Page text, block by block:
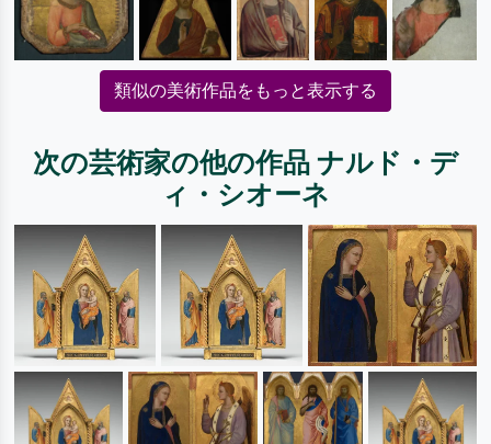
類似の美術作品をもっと表示する
次の芸術家の他の作品 ナルド・デ
ィ・シオーネ